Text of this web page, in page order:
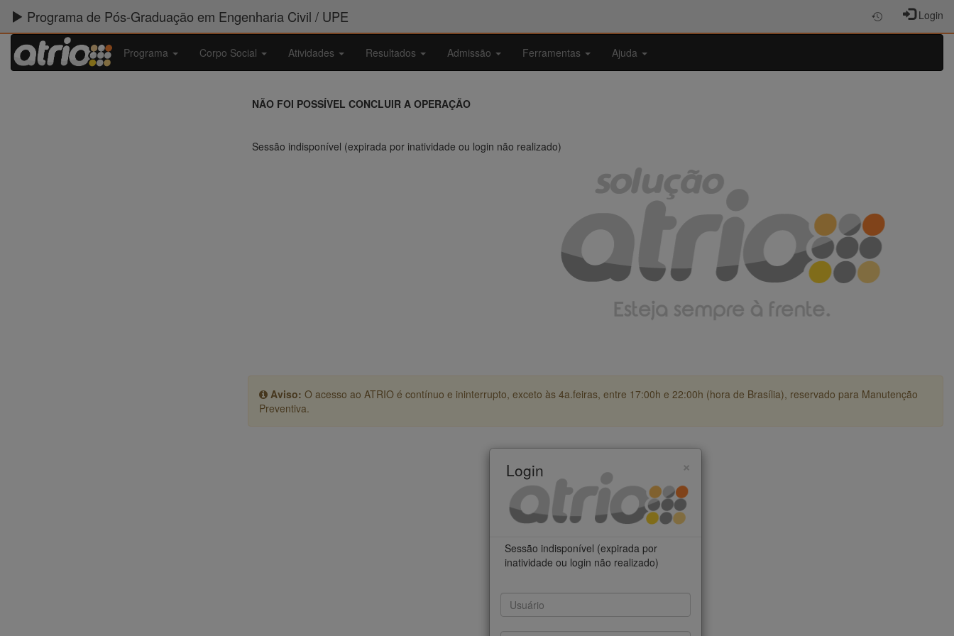
Programa de Pós-Graduação em Engenharia Civil / UPE Login
Programa Corpo Social Atividades Resultados Admissão Ferramentas Ajuda
NÃO FOI POSSÍVEL CONCLUIR A OPERAÇÃO
Sessão indisponível (expirada por inatividade ou login não realizado)
Aviso: O acesso ao ATRIO é contínuo e ininterrupto, exceto às 4a.feiras, entre 17:00h e 22:00h (hora de Brasília), reservado para Manutenção
Preventiva.
×
Login
Sessão indisponível (expirada por
inatividade ou login não realizado)